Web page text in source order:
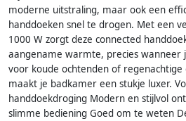
moderne uitstraling, maar ook een
handdoeken snel te drogen. Met een
1000 W zorgt deze connected
aangename warmte, precies wanneer
voor koude ochtenden of regenachtige
maakt je badkamer een stukje luxer.
handdoekdroging Modern en stijlvol
slimme bediening Goed om te weten